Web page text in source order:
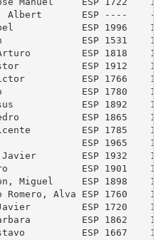
Albert       ESP ----
ESP 1996
ESP 1531
ESP 1818
ESP 1912
Victor          ESP 1766
ESP 1780
ESP 1892
ESP 1865
ESP 1785
ESP 1965
Javier        ESP 1932
ESP 1901
Miguel     ESP 1898
Romero, Alva ESP 1760
Javier         ESP 1720
Barbara         ESP 1862
ESP 1667